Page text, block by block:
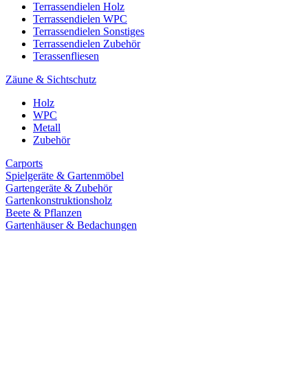
Terrassendielen Holz
Terrassendielen WPC
Terrassendielen Sonstiges
Terrassendielen Zubehör
Terassenfliesen
Zäune & Sichtschutz
Holz
WPC
Metall
Zubehör
Carports
Spielgeräte & Gartenmöbel
Gartengeräte & Zubehör
Gartenkonstruktionsholz
Beete & Pflanzen
Gartenhäuser & Bedachungen